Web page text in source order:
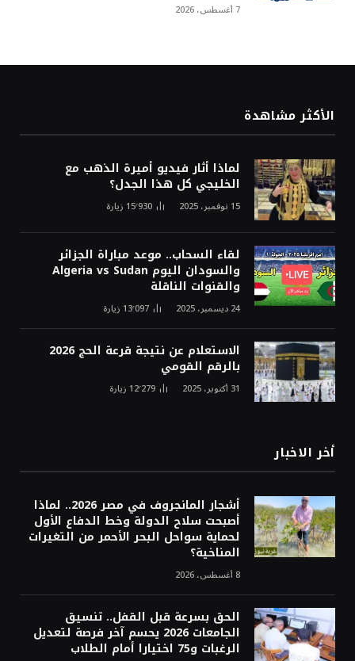
7 أغسطس، 2026
الأكثر مشاهدة
لماذا أثار فيديو أميرة الذهب مع
الخليجي كل هذا الجدل؟
15 نوفمبر، 2025 15٬930 زيارة
لقاء السحاب.. موعد مباراة الجزائر
والسودان اليوم Algeria vs Sudan
والقنوات الناقلة
24 ديسمبر، 2025 13٬097 زيارة
الاستعلام عن نتيجة قرعة الحج 2026
بالرقم القومي
31 أكتوبر، 2025 12٬279 زيارة
أخر الاخبار
أشجار المانجروف في مصر 2026.. لماذا
أصبحت سلاح الدولة وخط الدفاع الأول
لحماية سواحل البحر الأحمر من التغيرات
المناخية؟
8 أغسطس، 2026
الحق بسرعة قبل القفل.. تنسيق
الجامعات 2026 يحسم آخر فرصة لتعديل
الرغبات و75 اختيارا أمام الطلاب